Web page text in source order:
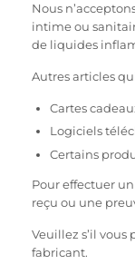
Nous
intime ou
de liquides
Autres articles
Cartes
Logiciels
Certains
Pour effectuer
reçu ou une
Veuillez s’il
fabricant.